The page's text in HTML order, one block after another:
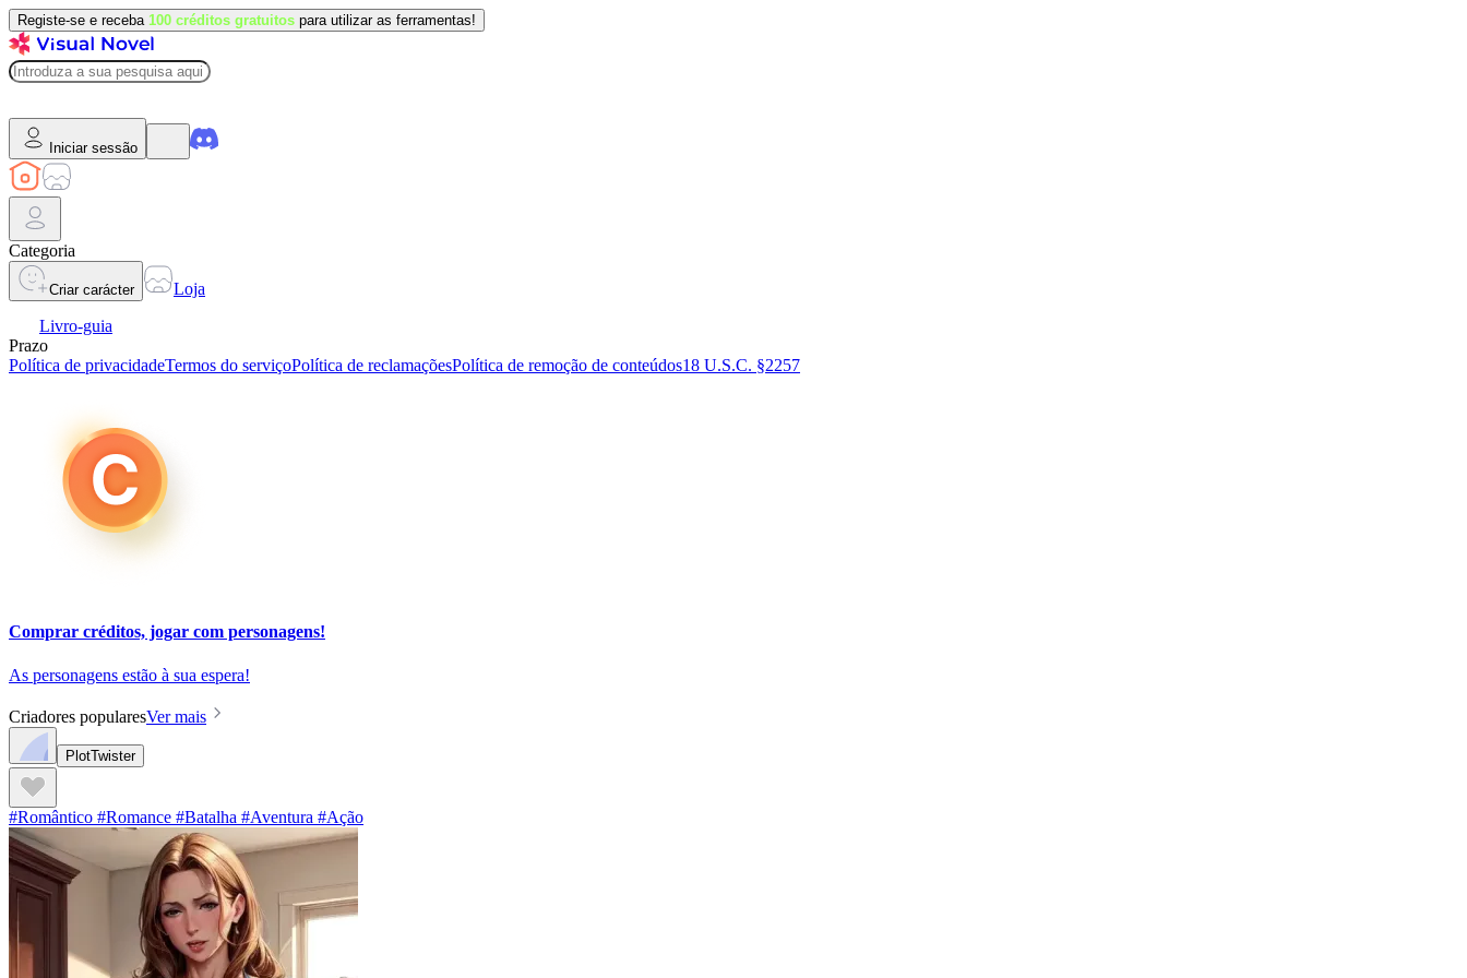
Registe-se e receba 100 créditos gratuitos para utilizar as ferramentas!
Iniciar sessão
Categoria
Criar carácter
Loja
Livro-guia
Prazo
Política de privacidadeTermos do serviçoPolítica de reclamaçõesPolítica de remoção de conteúdos18 U.S.C. §2257
Comprar créditos, jogar com personagens!
As personagens estão à sua espera!
Criadores popularesVer mais
PlotTwister
#Romântico #Romance #Batalha #Aventura #Ação